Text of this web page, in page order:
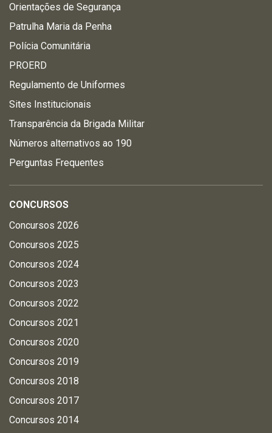
Orientações de Segurança
Patrulha Maria da Penha
Polícia Comunitária
PROERD
Regulamento de Uniformes
Sites Institucionais
Transparência da Brigada Militar
Números alternativos ao 190
Perguntas Frequentes
CONCURSOS
Concursos 2026
Concursos 2025
Concursos 2024
Concursos 2023
Concursos 2022
Concursos 2021
Concursos 2020
Concursos 2019
Concursos 2018
Concursos 2017
Concursos 2014